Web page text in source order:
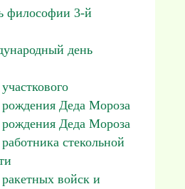
философии 3-й
день
Деда Мороза
Деда Мороза
стекольной
войск и